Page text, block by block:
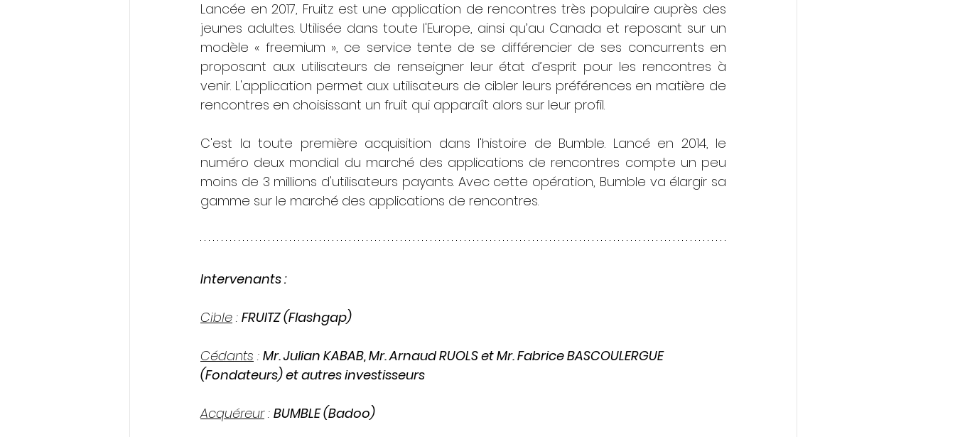
Lancée en 2017, Fruitz est une application de rencontres très populaire auprès des
jeunes adultes. Utilisée dans toute l'Europe, ainsi qu’au Canada et reposant sur un
modèle « freemium », ce service tente de se différencier de ses concurrents en
proposant aux utilisateurs de renseigner leur état d’esprit pour les rencontres à
venir. L'application permet aux utilisateurs de cibler leurs préférences en matière de
rencontres en choisissant un fruit qui apparaît alors sur leur profil.
C'est la toute première acquisition dans l'histoire de Bumble. Lancé en 2014, le
numéro deux mondial du marché des applications de rencontres compte un peu
moins de 3 millions d'utilisateurs payants. Avec cette opération, Bumble va élargir sa
gamme sur le marché des applications de rencontres.
Intervenants :
Cible : FRUITZ (Flashgap)
Cédants : Mr. Julian KABAB, Mr. Arnaud RUOLS et Mr. Fabrice BASCOULERGUE
(Fondateurs) et autres investisseurs
Acquéreur : BUMBLE (Badoo)